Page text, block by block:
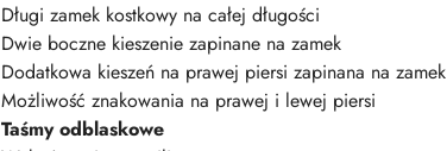
Długi zamek kostkowy na całej długości
Dwie boczne kieszenie zapinane na zamek
Dodatkowa kieszeń na prawej piersi zapinana na zamek
Możliwość znakowania na prawej i lewej piersi
Taśmy odblaskowe